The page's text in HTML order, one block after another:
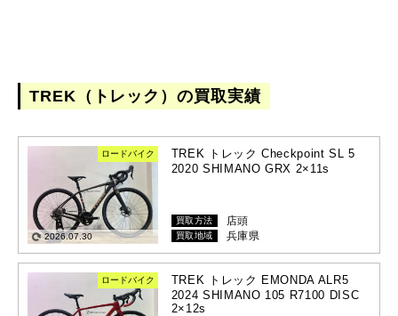
TREK（トレック）の買取実績
ロードバイク
2026.07.30
TREK トレック Checkpoint SL 5
2020 SHIMANO GRX 2×11s
買取方法 店頭
買取地域 兵庫県
ロードバイク
TREK トレック EMONDA ALR5
2024 SHIMANO 105 R7100 DISC
2×12s